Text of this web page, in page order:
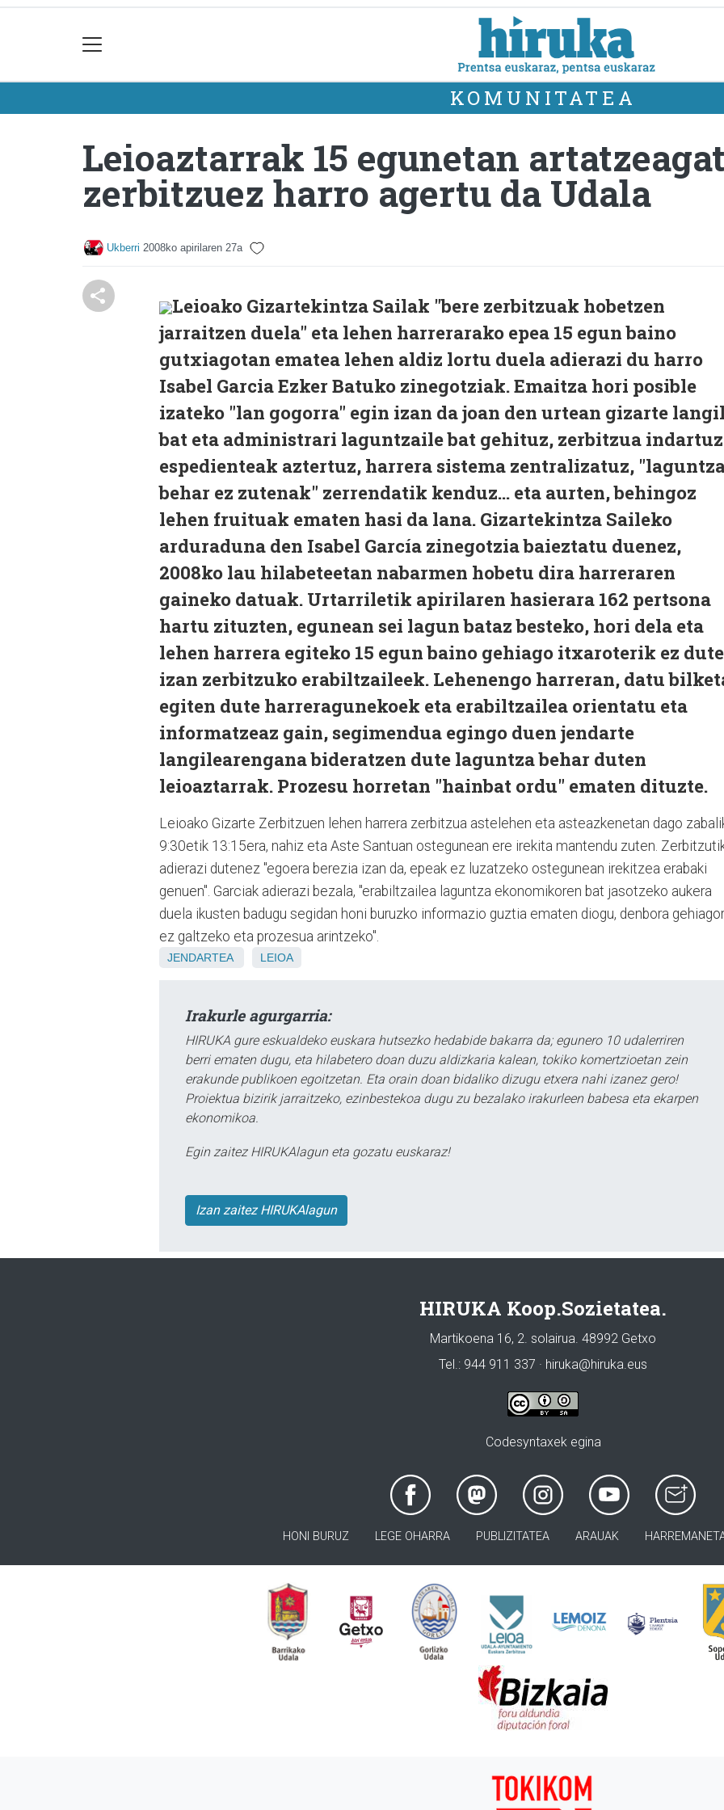
KOMUNITATEA
Leioaztarrak 15 egunetan
zerbitzuez harro agertu da Udala
Ukberri 2008ko apirilaren 27a
Leioako Gizartekintza Sailak "bere zerbitzuak hobetzen
jarraitzen duela" eta lehen harrerarako epea 15 egun baino
gutxiagotan ematea lehen aldiz lortu duela adierazi du harro
Isabel Garcia Ezker Batuko zinegotziak. Emaitza hori posible
izateko "lan gogorra" egin izan da joan den urtean gizarte
bat eta administrari laguntzaile bat gehituz, zerbitzua
espedienteak aztertuz, harrera sistema zentralizatuz,
behar ez zutenak" zerrendatik kenduz... eta aurten, behingoz
lehen fruituak ematen hasi da lana. Gizartekintza Saileko
arduraduna den Isabel García zinegotzia baieztatu duenez,
2008ko lau hilabeteetan nabarmen hobetu dira harreraren
gaineko datuak. Urtarriletik apirilaren hasierara 162 pertsona
hartu zituzten, egunean sei lagun bataz besteko, hori dela eta
lehen harrera egiteko 15 egun baino gehiago itxaroterik ez dute
izan zerbitzuko erabiltzaileek. Lehenengo harreran, datu
egiten dute harreragunekoek eta erabiltzailea orientatu eta
informatzeaz gain, segimendua egingo duen jendarte
langilearengana bideratzen dute laguntza behar duten
leioaztarrak. Prozesu horretan "hainbat ordu" ematen dituzte.
Leioako Gizarte Zerbitzuen lehen harrera zerbitzua astelehen eta asteazkenetan dago
9:30etik 13:15era, nahiz eta Aste Santuan ostegunean ere irekita mantendu zuten.
adierazi dutenez "egoera berezia izan da, epeak ez luzatzeko ostegunean irekitzea erabaki
genuen". Garciak adierazi bezala, "erabiltzailea laguntza ekonomikoren bat jasotzeko aukera
duela ikusten badugu segidan honi buruzko informazio guztia ematen diogu, denbora
ez galtzeko eta prozesua arintzeko".
JENDARTEA LEIOA
Irakurle agurgarria:
HIRUKA gure eskualdeko euskara hutsezko hedabide bakarra da; egunero 10 udalerriren
berri ematen dugu, eta hilabetero doan duzu aldizkaria kalean, tokiko komertzioetan zein
erakunde publikoen egoitzetan. Eta orain doan bidaliko dizugu etxera nahi izanez gero!
Proiektua bizirik jarraitzeko, ezinbestekoa dugu zu bezalako irakurleen babesa eta ekarpen
ekonomikoa.
Egin zaitez HIRUKAlagun eta gozatu euskaraz!
Izan zaitez HIRUKAlagun
HIRUKA Koop.Sozietatea.
Martikoena 16, 2. solairua. 48992 Getxo
Tel.: 944 911 337 · hiruka@hiruka.eus
Codesyntaxek egina
HONI BURUZ LEGE OHARRA PUBLIZITATEA ARAUAK